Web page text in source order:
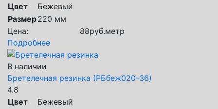
Цвет
Бежевый
Размер220 мм
Цена:
88руб.метр
Подробнее
В наличии
Бретелечная резинка (РБбеж020-36)
4.8
Цвет
Бежевый